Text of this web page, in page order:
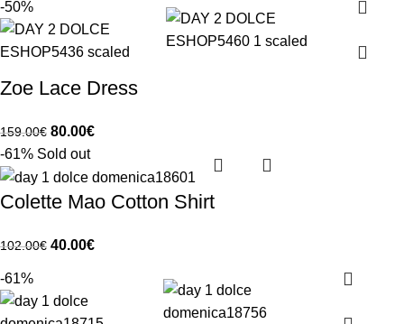
-50%
Zoe Lace Dress
159.00€ 80.00€
-61% Sold out
Colette Mao Cotton Shirt
102.00€ 40.00€
-61%